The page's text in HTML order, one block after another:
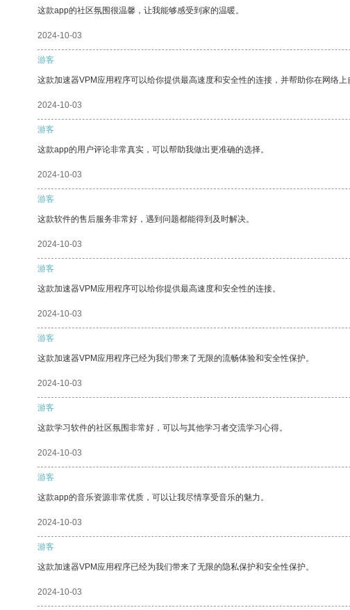
这款app的社区氛围很温馨，让我能够感受到家的温暖。
2024-10-03
游客
这款加速器VPM应用程序可以给你提供最高速度和安全性的连接，并帮助你在网络上
2024-10-03
游客
这款app的用户评论非常真实，可以帮助我做出更准确的选择。
2024-10-03
游客
这款软件的售后服务非常好，遇到问题都能得到及时解决。
2024-10-03
游客
这款加速器VPM应用程序可以给你提供最高速度和安全性的连接。
2024-10-03
游客
这款加速器VPM应用程序已经为我们带来了无限的流畅体验和安全性保护。
2024-10-03
游客
这款学习软件的社区氛围非常好，可以与其他学习者交流学习心得。
2024-10-03
游客
这款app的音乐资源非常优质，可以让我尽情享受音乐的魅力。
2024-10-03
游客
这款加速器VPM应用程序已经为我们带来了无限的隐私保护和安全性保护。
2024-10-03